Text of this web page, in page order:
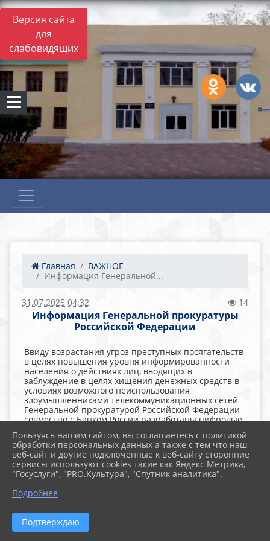
Версия сайта
для
слабовидящих
Главная
ВАЖНОЕ
Информация Генеральной...
31.07.2025 04:32 14
Информация Генеральной прокуратуры
Российской Федерации
Ввиду возрастания угроз преступных посягательств
в целях повышения уровня информированности
населения о действиях лиц, вводящих в
заблуждение в целях хищения денежных средств в
условиях возможного неиспользования
злоумышленниками телекоммуникационных сетей
Генеральной прокуратурой Российской Федерации
совместно с Банком России разработаны цифровые
Файлы
Пользуясь нашим сайтом, вы соглашаетесь с политикой
обработки персональных данных а также с тем что наш
веб-сайт и другие подключенные к веб-сайту сторонние
сервисы используют cookies такие как Яндекс Метрика,
"Госуслуги", "PRO.Культура", "Спутник аналитика".
Подробнее
Подтверждаю